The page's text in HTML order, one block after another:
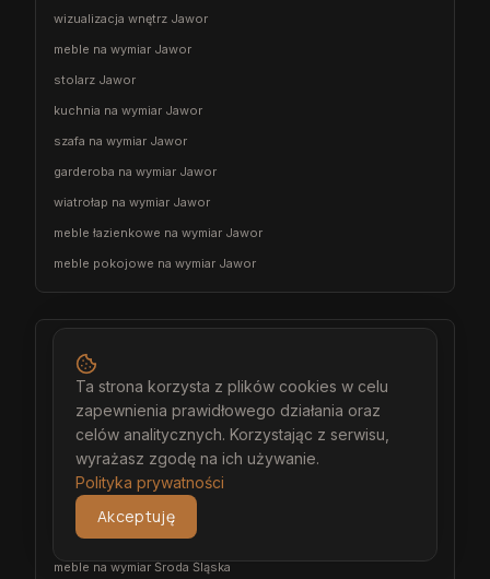
wizualizacja wnętrz Jawor
meble na wymiar Jawor
stolarz Jawor
kuchnia na wymiar Jawor
szafa na wymiar Jawor
garderoba na wymiar Jawor
wiatrołap na wymiar Jawor
meble łazienkowe na wymiar Jawor
meble pokojowe na wymiar Jawor
architekt wnętrz Środa Śląska
projektant wnętrz Środa Śląska
projekt wnętrz Środa Śląska
projektowanie wnętrz Środa Śląska
aranżacja wnętrz Środa Śląska
wizualizacja wnętrz Środa Śląska
meble na wymiar Środa Śląska
Ta strona korzysta z plików cookies w celu
zapewnienia prawidłowego działania oraz
celów analitycznych. Korzystając z serwisu,
wyrażasz zgodę na ich używanie.
Polityka prywatności
Akceptuję